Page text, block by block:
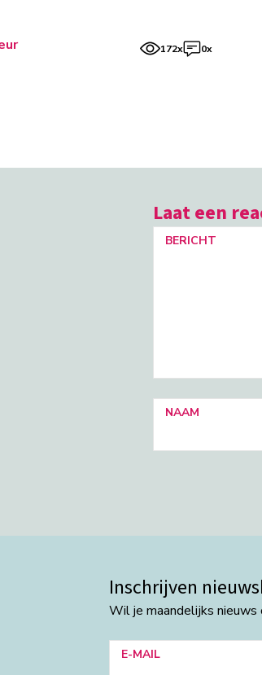
172x 0x
Laat een
BERICHT
NAAM
Inschrijven
Wil je maandelijks
E-MAIL